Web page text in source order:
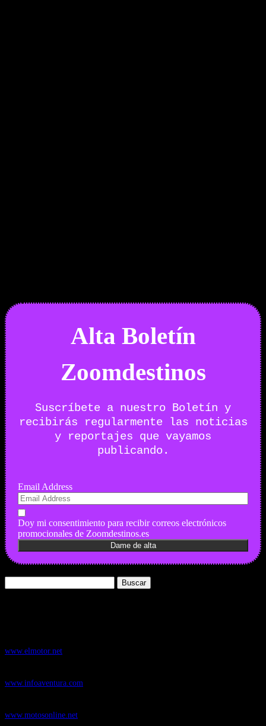
Alta Boletín
Zoomdestinos
Suscríbete a nuestro Boletín y
recibirás regularmente las noticias
y reportajes que vayamos
publicando.
Email Address
Doy mi consentimiento para recibir correos electrónicos
promocionales de Zoomdestinos.es
www.elmotor.net
www.infoaventura.com
www.motosonline.net